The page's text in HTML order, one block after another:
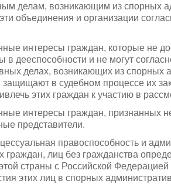
делам, возникающим из спорных
объединения и организации
интересы граждан, которые не
в дееспособности и не могут
делах, возникающих из спорных
в судебном процессе их
этих граждан к участию в
интересы граждан, признанных
представители.
правоспособность и
граждан, лиц без гражданства
страны с Российской Федерацией
этих лиц в спорных